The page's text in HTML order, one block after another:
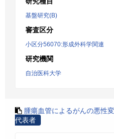
基盤研究(B)
審査区分
小区分56070:形成外科学関連
研究機関
自治医科大学
腫瘍血管によるがんの悪性
代表者